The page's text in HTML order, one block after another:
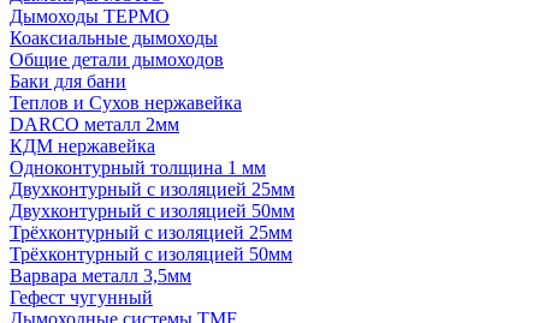
Дымоходы ТЕРМО
Коаксиальные дымоходы
Общие детали дымоходов
Баки для бани
Теплов и Сухов нержавейка
DARCO металл 2мм
КДМ нержавейка
Одноконтурный толщина 1 мм
Двухконтурный с изоляцией 25мм
Двухконтурный с изоляцией 50мм
Трёхконтурный с изоляцией 25мм
Трёхконтурный с изоляцией 50мм
Варвара металл 3,5мм
Гефест чугунный
Дымоходные системы TMF